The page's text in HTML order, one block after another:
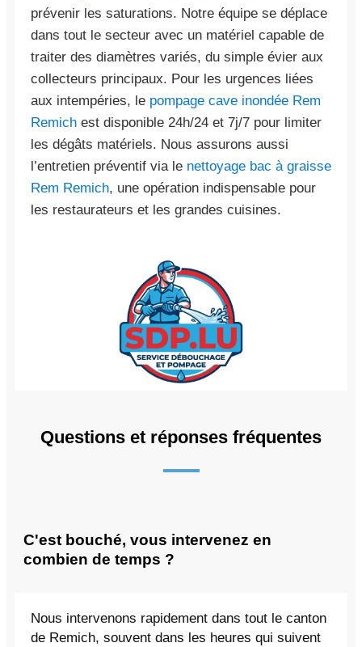
prévenir les saturations. Notre équipe se déplace
dans tout le secteur avec un matériel capable de
traiter des diamètres variés, du simple évier aux
collecteurs principaux. Pour les urgences liées
aux intempéries, le pompage cave inondée Rem
Remich est disponible 24h/24 et 7j/7 pour limiter
les dégâts matériels. Nous assurons aussi
l’entretien préventif via le nettoyage bac à graisse
Rem Remich, une opération indispensable pour
les restaurateurs et les grandes cuisines.
Questions et réponses fréquentes
C'est bouché, vous intervenez en
combien de temps ?
Nous intervenons rapidement dans tout le canton
de Remich, souvent dans les heures qui suivent